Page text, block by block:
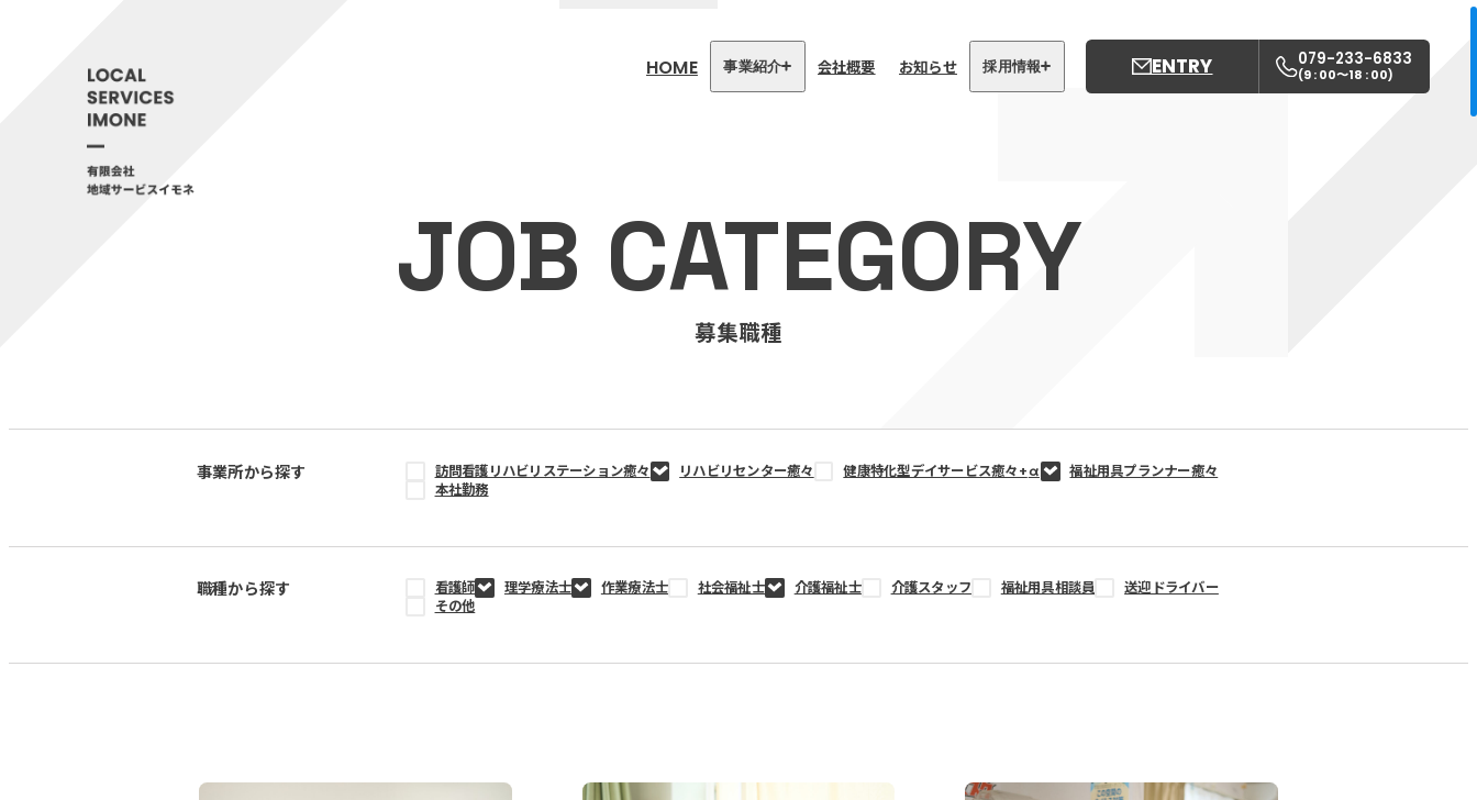
HOME 事業紹介
リハビリセンター癒々
健康特化型デイサービス癒々＋
α
福祉用具プランナー癒々
姫路中央保育園
会社概要 お知らせ 採用情報 ENTRY 079-233-6833
(9 : 00〜18 : 00)
JOB CATEGORY
募集職種
事業所から探す 訪問看護リハビリステーション癒々 リハビリセンター癒々 健康特化型デイサービス癒々+α
福祉用具プランナー癒々
本社勤務
職種から探す 看護師 理学療法士 作業療法士 社会福祉士 介護福祉士 介護スタッフ 福祉用具相談員
送迎ドライバー
その他